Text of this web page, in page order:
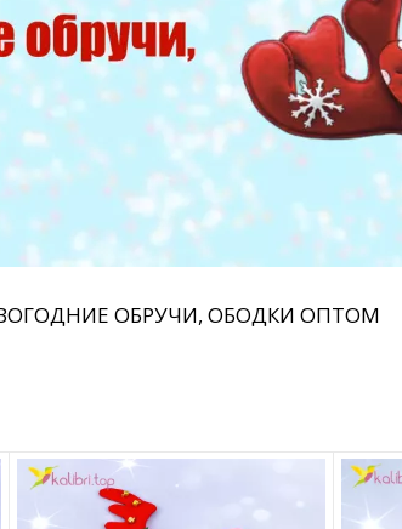
ОБРУЧИ, ОБОДКИ ОПТОМ